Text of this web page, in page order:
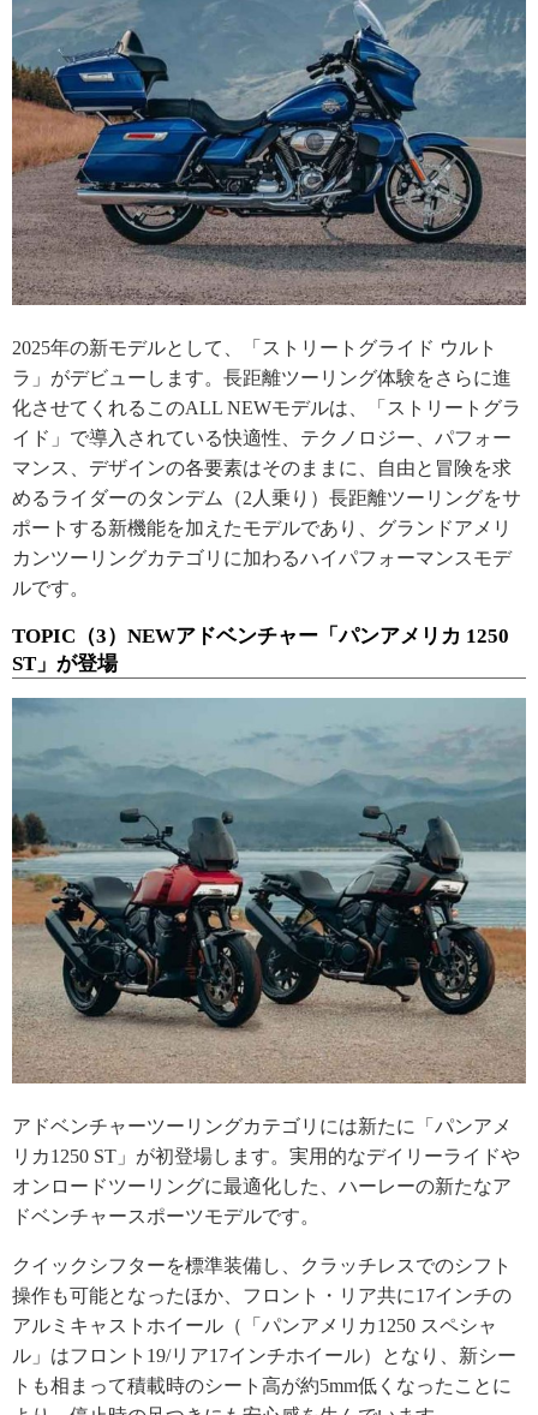
2025年の新モデルとして、「ストリートグライド ウルト
ラ」がデビューします。長距離ツーリング体験をさらに進
化させてくれるこのALL NEWモデルは、「ストリートグラ
イド」で導入されている快適性、テクノロジー、パフォー
マンス、デザインの各要素はそのままに、自由と冒険を求
めるライダーのタンデム（2人乗り）長距離ツーリングをサ
ポートする新機能を加えたモデルであり、グランドアメリ
カンツーリングカテゴリに加わるハイパフォーマンスモデ
ルです。
TOPIC（3）NEWアドベンチャー「パンアメリカ 1250
ST」が登場
アドベンチャーツーリングカテゴリには新たに「パンアメ
リカ1250 ST」が初登場します。実用的なデイリーライドや
オンロードツーリングに最適化した、ハーレーの新たなア
ドベンチャースポーツモデルです。
クイックシフターを標準装備し、クラッチレスでのシフト
操作も可能となったほか、フロント・リア共に17インチの
アルミキャストホイール（「パンアメリカ1250 スペシャ
ル」はフロント19/リア17インチホイール）となり、新シー
トも相まって積載時のシート高が約5mm低くなったことに